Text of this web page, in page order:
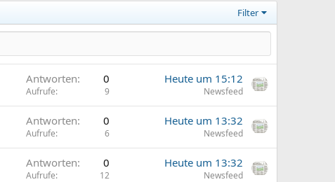
Filter
Antworten 0
Aufrufe 9
Heute um 15:12
Newsfeed
Antworten 0
Aufrufe 6
Heute um 13:32
Newsfeed
Antworten 0
Aufrufe 12
Heute um 13:32
Newsfeed